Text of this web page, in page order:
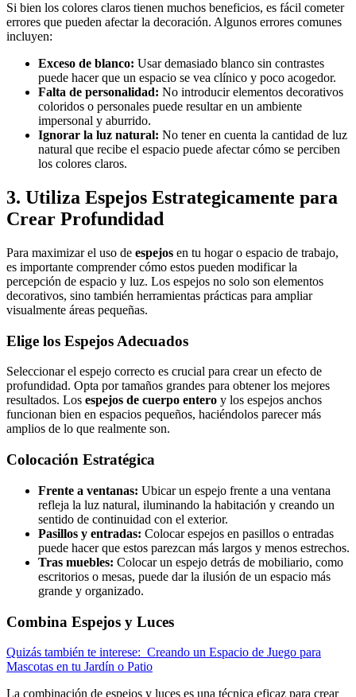
Si bien los colores claros tienen muchos beneficios, es fácil cometer
errores que pueden afectar la decoración. Algunos errores comunes
incluyen:
Exceso de blanco: Usar demasiado blanco sin contrastes
puede hacer que un espacio se vea clínico y poco acogedor.
Falta de personalidad: No introducir elementos decorativos
coloridos o personales puede resultar en un ambiente
impersonal y aburrido.
Ignorar la luz natural: No tener en cuenta la cantidad de luz
natural que recibe el espacio puede afectar cómo se perciben
los colores claros.
3. Utiliza Espejos Estrategicamente para
Crear Profundidad
Para maximizar el uso de espejos en tu hogar o espacio de trabajo,
es importante comprender cómo estos pueden modificar la
percepción de espacio y luz. Los espejos no solo son elementos
decorativos, sino también herramientas prácticas para ampliar
visualmente áreas pequeñas.
Elige los Espejos Adecuados
Seleccionar el espejo correcto es crucial para crear un efecto de
profundidad. Opta por tamaños grandes para obtener los mejores
resultados. Los espejos de cuerpo entero y los espejos anchos
funcionan bien en espacios pequeños, haciéndolos parecer más
amplios de lo que realmente son.
Colocación Estratégica
Frente a ventanas: Ubicar un espejo frente a una ventana
refleja la luz natural, iluminando la habitación y creando un
sentido de continuidad con el exterior.
Pasillos y entradas: Colocar espejos en pasillos o entradas
puede hacer que estos parezcan más largos y menos estrechos.
Tras muebles: Colocar un espejo detrás de mobiliario, como
escritorios o mesas, puede dar la ilusión de un espacio más
grande y organizado.
Combina Espejos y Luces
Quizás también te interese: Creando un Espacio de Juego para
Mascotas en tu Jardín o Patio
La combinación de espejos y luces es una técnica eficaz para crear